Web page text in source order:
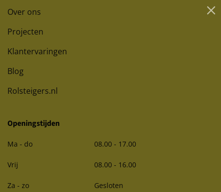
Over ons
Projecten
Klantervaringen
Blog
Rolsteigers.nl
Openingstijden
Ma - do 08.00 - 17.00
Vrij 08.00 - 16.00
Za - zo Gesloten